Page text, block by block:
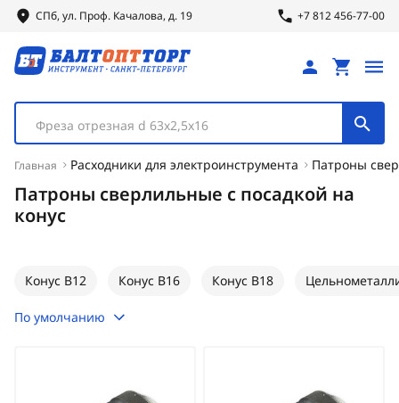
СПб, ул. Проф. Качалова, д. 19 +7 812 456-77-00
Фреза отрезная d 63х2,5х16
Главная Расходники для электроинструмента Патроны
Патроны сверлильные с посадкой на
конус
Конус В12 Конус В16 Конус В18
По умолчанию